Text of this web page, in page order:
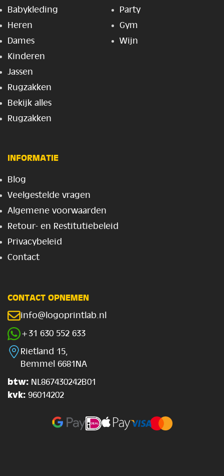
Babykleding
Heren
Dames
Kinderen
Jassen
Rugzakken
Bekijk alles
Rugzakken
Party
Gym
Wijn
INFORMATIE
Blog
Veelgestelde vragen
Algemene voorwaarden
Retour- en Restitutiebeleid
Privacybeleid
Contact
CONTACT OPNEMEN
info@logoprintlab.nl
+31 630 552 633
Rietland 15,
Bemmel 6681NA
btw: NL867430242B01
kvk: 96014202